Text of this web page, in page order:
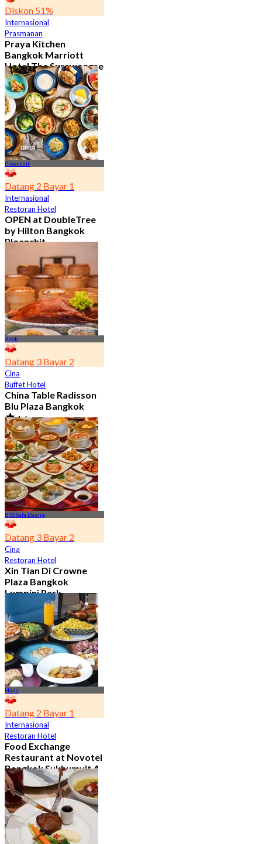
Diskon 51%
Internasional
Prasmanan
Praya Kitchen
Bangkok Marriott
Hotel The Surawongse
4.7
5.6K telah dipesan
Dari฿ 498
Ploenchit
Datang 2 Bayar 1
Internasional
Restoran Hotel
OPEN at DoubleTree
by Hilton Bangkok
Ploenchit
7.2K telah dipesan
Dari฿ 352.5
Asok
Datang 3 Bayar 2
Cina
Buffet Hotel
China Table Radisson
Blu Plaza Bangkok
4.6
4.5K telah dipesan
Dari฿ 392
BTS Sala Daeng
Datang 3 Bayar 2
Cina
Restoran Hotel
Xin Tian Di Crowne
Plaza Bangkok
Lumpini Park
5.4K telah dipesan
Dari฿ 592
Nana
Datang 2 Bayar 1
Internasional
Restoran Hotel
Food Exchange
Restaurant at Novotel
Bangkok Sukhumvit 4
4.8
2.7K telah dipesan
Dari฿ 349.5